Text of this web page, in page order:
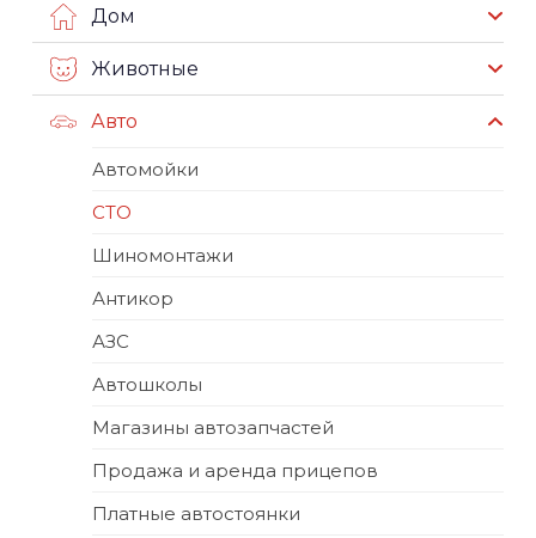
Дом
Животные
Авто
Автомойки
СТО
Шиномонтажи
Антикор
АЗС
Автошколы
Магазины автозапчастей
Продажа и аренда прицепов
Платные автостоянки